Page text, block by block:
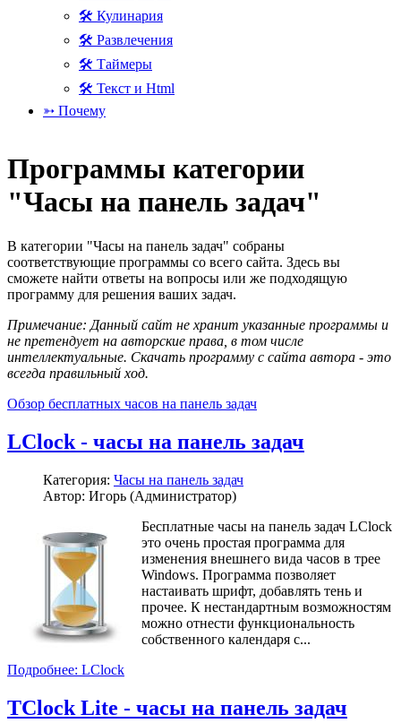
🛠 Кулинария
🛠 Развлечения
🛠 Таймеры
🛠 Текст и Html
➳ Почему
Программы категории
"Часы на панель задач"
В категории "Часы на панель задач" собраны
соответствующие программы со всего сайта. Здесь вы
сможете найти ответы на вопросы или же подходящую
программу для решения ваших задач.
Примечание: Данный сайт не хранит указанные программы и
не претендует на авторские права, в том числе
интеллектуальные. Скачать программу с сайта автора - это
всегда правильный ход.
Обзор бесплатных часов на панель задач
LClock - часы на панель задач
Категория: Часы на панель задач
Автор: Игорь (Администратор)
Бесплатные часы на панель задач LClock
это очень простая программа для
изменения внешнего вида часов в трее
Windows. Программа позволяет
настаивать шрифт, добавлять тень и
прочее. К нестандартным возможностям
можно отнести функциональность
собственного календаря с...
Подробнее: LClock
TClock Lite - часы на панель задач